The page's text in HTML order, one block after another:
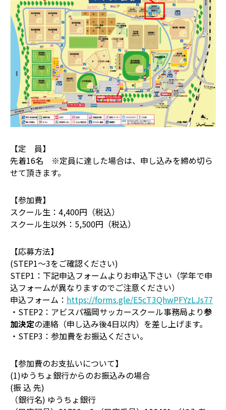
【定 員】
先着16名 ※定員に達した場合は、申し込みを締め切ら
せて頂きます。
【参加費】
スクール生：4,400円（税込）
スクール生以外：5,500円（税込）
【応募方法】
(STEP1～3をご確認ください)
STEP1：下記申込フォームよりお申込下さい（学年で申
込フォームが異なりますのでご注意ください）
申込フォーム： https://forms.gle/E5cT3QhwPFYzLJs77
・STEP2：アビスパ福岡サッカースクール事務局より参
加決定の連絡（申し込み後4日以内）を差し上げます。
・STEP3：参加費をお振込ください。
【参加費のお支払いについて】
(1)ゆうちょ銀行からのお振込みの場合
(振 込 先)
（銀行名) ゆうちょ銀行